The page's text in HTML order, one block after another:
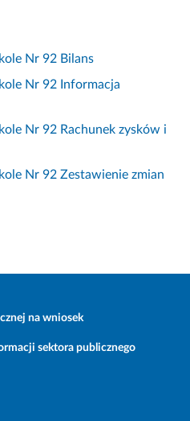
Nr 92 Bilans
Nr 92 Informacja
Nr 92 Rachunek zysków i
Nr 92 Zestawienie zmian
na wniosek
sektora publicznego